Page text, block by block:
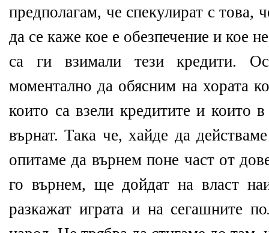
предполагам, че спекулират с това,
да се каже кое е обезпечение и кое
са ги взимали тези кредити.
моментално да обясним на хората
които са взели кредитите и които
върнат. Така че, хайде да
опитаме да върнем поне част от
го върнем, ще дойдат на власт
разкажат играта и на сегашните